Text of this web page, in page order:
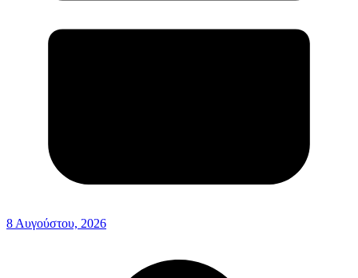
8 Αυγούστου, 2026